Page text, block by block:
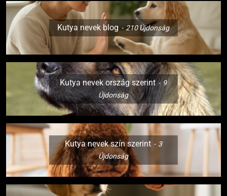
Kutya nevek blog 210Újdonság
Kutya nevek ország szerint
9
Újdonság
Kutya nevek szín szerint
3
Újdonság